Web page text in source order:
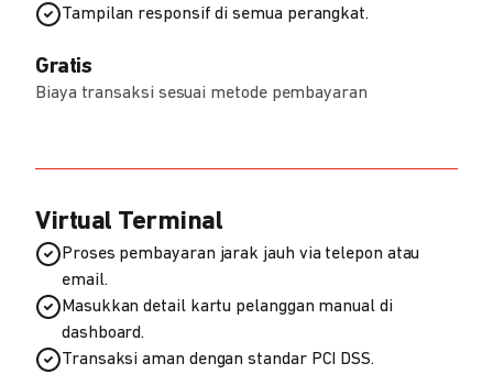
Tampilan responsif di semua perangkat.
Gratis
Biaya transaksi sesuai metode pembayaran
Virtual Terminal
Proses pembayaran jarak jauh via telepon atau
email.
Masukkan detail kartu pelanggan manual di
dashboard.
Transaksi aman dengan standar PCI DSS.